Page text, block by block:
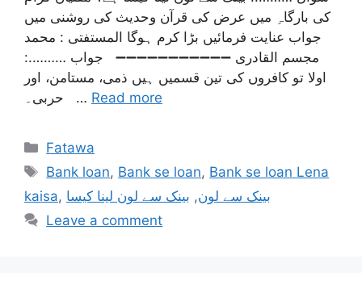
کی بارگاہِ میں عرض کی قرآن وحديث کی روشنی میں
جواب عنایت فرمائیں بڑا کرم ہوگا المستفتی : محمد
مجسم القادری ➖➖➖➖➖➖➖➖➖➖➖ جواب ……….:
اولا تو کافروں کی تین قسمیں ہیں ذمی، مستامن، اور
حربی۔ … Read more
Categories
Fatawa
Tags
Bank loan, Bank se loan, Bank se loan Lena
kaisa, بینک سے لون, بینک سے لون لینا کیسا
Leave a comment